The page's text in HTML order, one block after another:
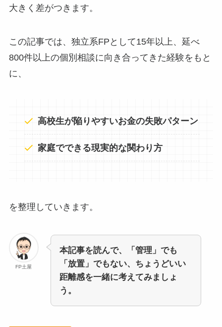
大きく差がつきます。
この記事では、独立系FPとして15年以上、延べ
800件以上の個別相談に向き合ってきた経験をもと
に、
高校生が陥りやすいお金の失敗パターン
家庭でできる現実的な関わり方
を整理していきます。
FP土屋
本記事を読んで、「管理」でも
「放置」でもない、ちょうどいい
距離感を一緒に考えてみましょ
う。